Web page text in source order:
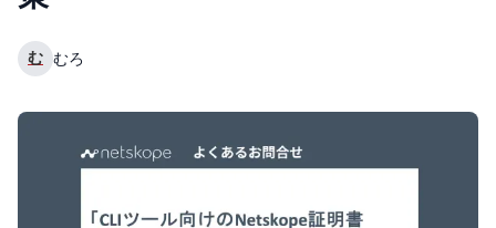
む むろ